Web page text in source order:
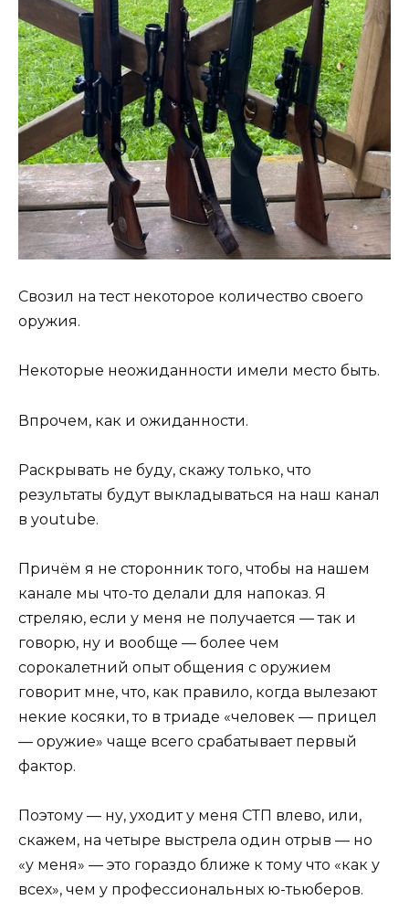
Свозил на тест некоторое количество своего
оружия.
Некоторые неожиданности имели место быть.
Впрочем, как и ожиданности.
Раскрывать не буду, скажу только, что
результаты будут выкладываться на наш канал
в youtube.
Причём я не сторонник того, чтобы на нашем
канале мы что-то делали для напоказ. Я
стреляю, если у меня не получается — так и
говорю, ну и вообще — более чем
сорокалетний опыт общения с оружием
говорит мне, что, как правило, когда вылезают
некие косяки, то в триаде «человек — прицел
— оружие» чаще всего срабатывает первый
фактор.
Поэтому — ну, уходит у меня СТП влево, или,
скажем, на четыре выстрела один отрыв — но
«у меня» — это гораздо ближе к тому что «как у
всех», чем у профессиональных ю-тьюберов.